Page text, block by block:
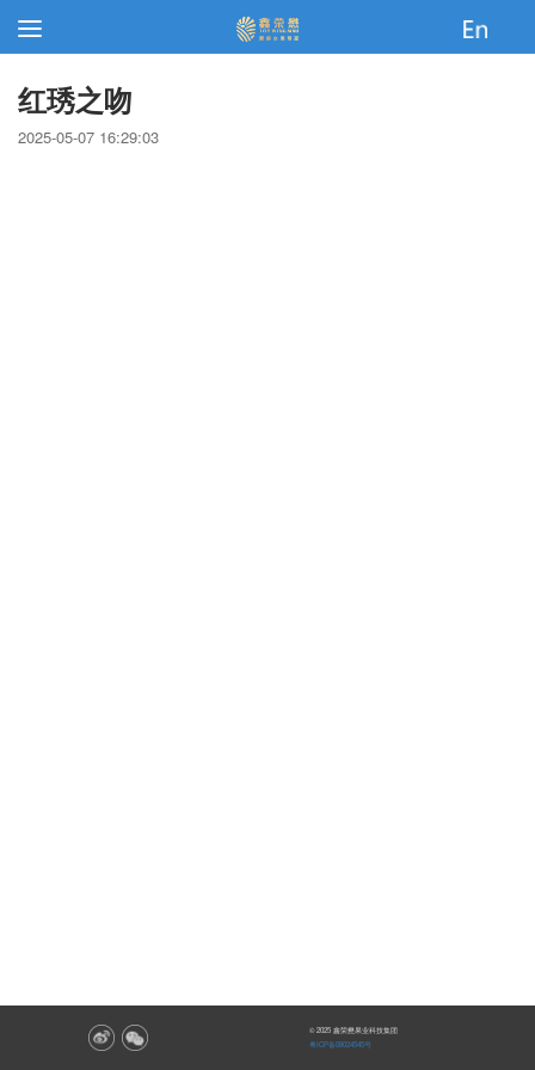
红琇之吻
2025-05-07 16:29:03
© 2025 鑫荣懋果业科技集团
粤ICP备08024545号